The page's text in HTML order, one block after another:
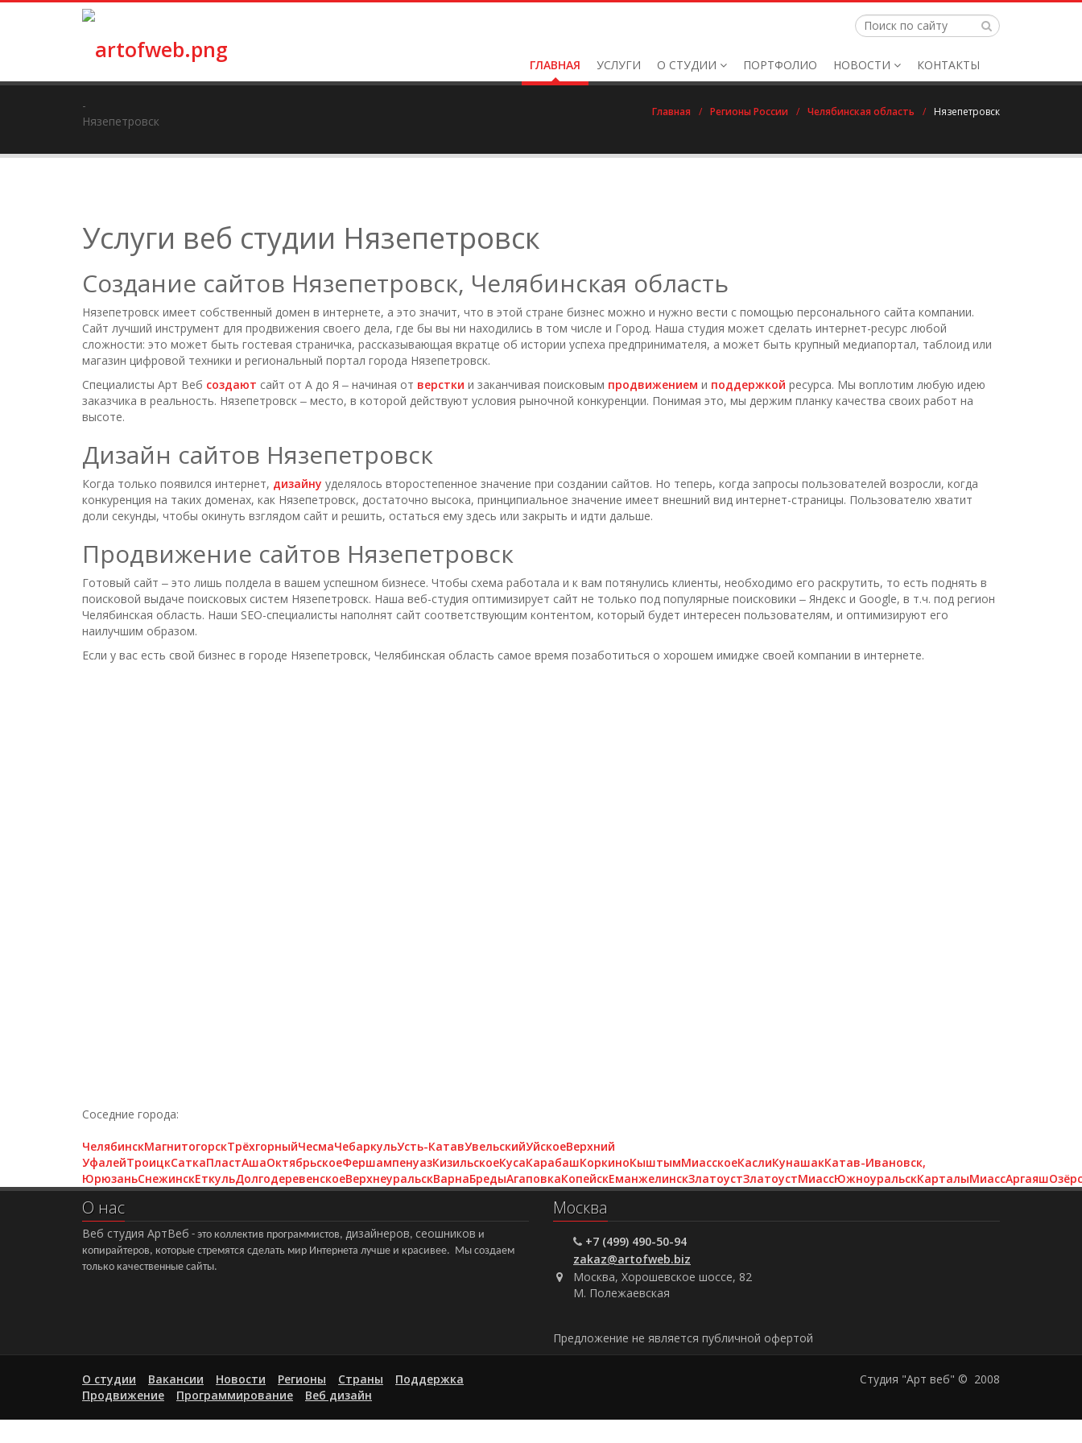
ГЛАВНАЯ УСЛУГИ О СТУДИИ ПОРТФОЛИО НОВОСТИ КОНТАКТЫ
Главная / Регионы России / Челябинская область / Нязепетровск
-
Нязепетровск
Услуги веб студии Нязепетровск
Создание сайтов Нязепетровск, Челябинская область
Нязепетровск имеет собственный домен в интернете, а это значит, что в этой стране бизнес можно и нужно вести с помощью персонального сайта компании.
Сайт лучший инструмент для продвижения своего дела, где бы вы ни находились в том числе и Город. Наша студия может сделать интернет-ресурс любой
сложности: это может быть гостевая страничка, рассказывающая вкратце об истории успеха предпринимателя, а может быть крупный медиапортал, таблоид или
магазин цифровой техники и региональный портал города Нязепетровск.
Специалисты Арт Веб создают сайт от А до Я ‒ начиная от верстки и заканчивая поисковым продвижением и поддержкой ресурса. Мы воплотим любую идею
заказчика в реальность. Нязепетровск ‒ место, в которой действуют условия рыночной конкуренции. Понимая это, мы держим планку качества своих работ на
высоте.
Дизайн сайтов Нязепетровск
Когда только появился интернет, дизайну уделялось второстепенное значение при создании сайтов. Но теперь, когда запросы пользователей возросли, когда
конкуренция на таких доменах, как Нязепетровск, достаточно высока, принципиальное значение имеет внешний вид интернет-страницы. Пользователю хватит
доли секунды, чтобы окинуть взглядом сайт и решить, остаться ему здесь или закрыть и идти дальше.
Продвижение сайтов Нязепетровск
Готовый сайт ‒ это лишь полдела в вашем успешном бизнесе. Чтобы схема работала и к вам потянулись клиенты, необходимо его раскрутить, то есть поднять в
поисковой выдаче поисковых систем Нязепетровск. Наша веб-студия оптимизирует сайт не только под популярные поисковики ‒ Яндекс и Google, в т.ч. под регион
Челябинская область. Наши SEO-специалисты наполнят сайт соответствующим контентом, который будет интересен пользователям, и оптимизируют его
наилучшим образом.
Если у вас есть свой бизнес в городе Нязепетровск, Челябинская область самое время позаботиться о хорошем имидже своей компании в интернете.
Соседние города:
ЧелябинскМагнитогорскТрёхгорныйЧесмаЧебаркульУсть-КатавУвельскийУйскоеВерхний
УфалейТроицкСаткаПластАшаОктябрьскоеФершампенуазКизильскоеКусаКарабашКоркиноКыштымМиасскоеКаслиКунашакКатав-Ивановск,
ЮрюзаньСнежинскЕткульДолгодеревенскоеВерхнеуральскВарнаБредыАгаповкаКопейскЕманжелинскЗлатоустЗлатоустМиассЮжноуральскКарталыМиассАргаяш
О нас
Веб студия АртВеб - это коллектив программистов, дизайнеров, сеошников и
копирайтеров, которые стремятся сделать мир Интернета лучше и красивее. Мы создаем
только качественные сайты.
Москва
+7 (499) 490-50-94
zakaz@artofweb.biz
Москва, Хорошевское шоссе, 82
М. Полежаевская
Предложение не является публичной офертой
О студии Вакансии Новости Регионы Страны
Поддержка
Продвижение
Программирование Веб дизайн
Студия "Арт веб" © 2008